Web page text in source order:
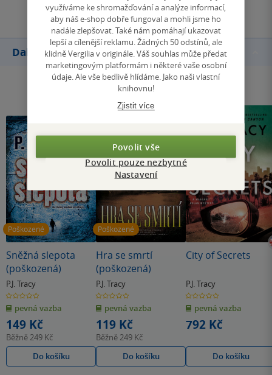
Další knihy autora
Poškozené
Sněžná slepota
(poškozená)
P.J. Tracy
0.0
z
5
hvězdiček
pevná vazba
149 Kč
Běžně249 Kč
Do košíku
Poškozené
Hra se smrtí
(poškozená)
P.J. Tracy
0.0
z
5
hvězdiček
pevná vazba
119 Kč
Běžně249 Kč
Do košíku
City of Secrets
P.J. Tracy
0.0
z
5
hvězdiček
pevná vazba
792 Kč
Do košíku
využíváme ke shromažďování a analýze informací,
aby náš e-shop dobře fungoval a mohli jsme ho
nadále zlepšovat. Také nám pomáhají ukazovat
lepší a cílenější reklamu. Žádných 50 odstínů, ale
klidně Vergilia v originále. Váš souhlas může předat
marketingovým platformám i některé vaše osobní
údaje. Ale vše bedlivě hlídáme. Jako naši vlastní
knihovnu!
Zjistit více
Povolit vše
Povolit pouze nezbytné
Nastavení